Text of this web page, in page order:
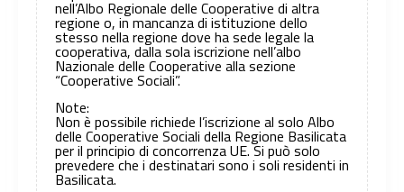
nell’Albo Regionale delle Cooperative di altra
regione o, in mancanza di istituzione dello
stesso nella regione dove ha sede legale la
cooperativa, dalla sola iscrizione nell’albo
Nazionale delle Cooperative alla sezione
“Cooperative Sociali”.
Note:
Non è possibile richiede l’iscrizione al solo Albo
delle Cooperative Sociali della Regione Basilicata
per il principio di concorrenza UE. Si può solo
prevedere che i destinatari sono i soli residenti in
Basilicata.